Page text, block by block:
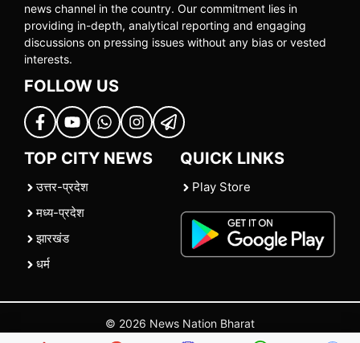
news channel in the country. Our commitment lies in
providing in-depth, analytical reporting and engaging
discussions on pressing issues without any bias or vested
interests.
FOLLOW US
TOP CITY NEWS
उत्तर-प्रदेश
मध्य-प्रदेश
झारखंड
धर्म
QUICK LINKS
Play Store
© 2026 News Nation Bharat